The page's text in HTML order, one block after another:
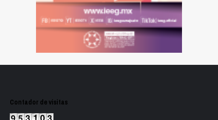
Contador de visitas